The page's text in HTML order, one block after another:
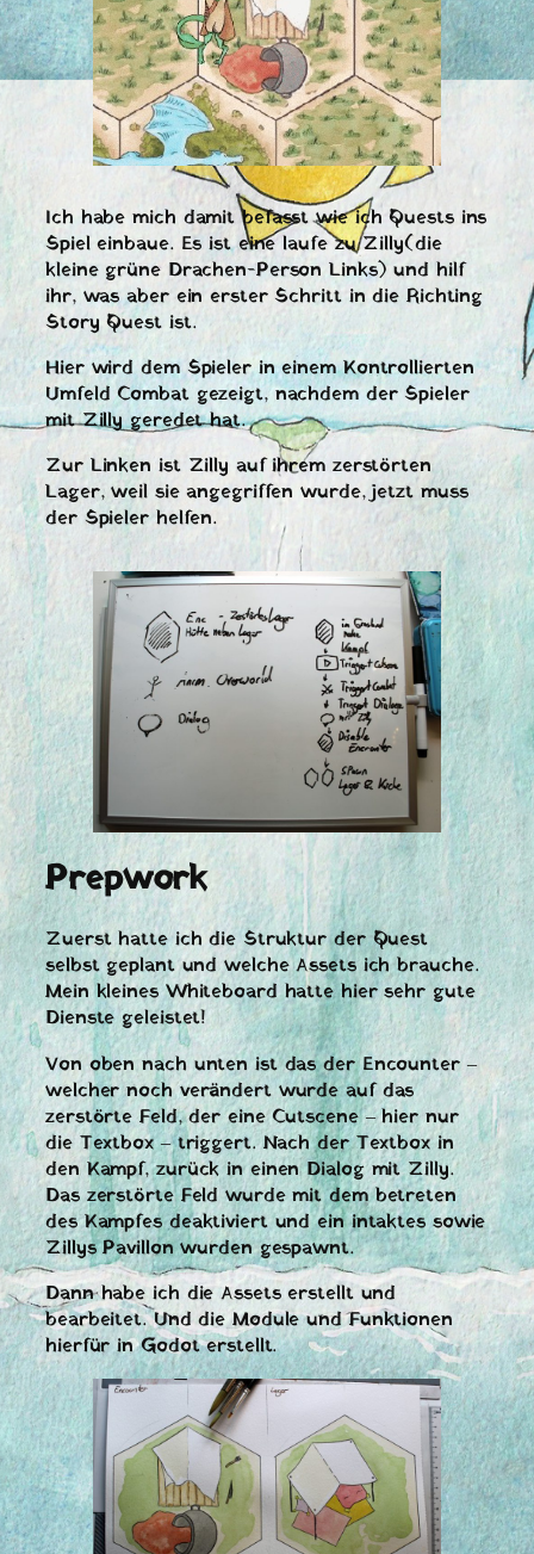
Ich habe mich damit befasst wie ich Quests ins
Spiel einbaue. Es ist eine laufe zu Zilly(die
kleine grüne Drachen-Person Links) und hilf
ihr, was aber ein erster Schritt in die Richting
Story Quest ist.
Hier wird dem Spieler in einem Kontrollierten
Umfeld Combat gezeigt, nachdem der Spieler
mit Zilly geredet hat.
Zur Linken ist Zilly auf ihrem zerstörten
Lager, weil sie angegriffen wurde, jetzt muss
der Spieler helfen.
Prepwork
Zuerst hatte ich die Struktur der Quest
selbst geplant und welche Assets ich brauche.
Mein kleines Whiteboard hatte hier sehr gute
Dienste geleistet!
Von oben nach unten ist das der Encounter –
welcher noch verändert wurde auf das
zerstörte Feld, der eine Cutscene – hier nur
die Textbox – triggert. Nach der Textbox in
den Kampf, zurück in einen Dialog mit Zilly.
Das zerstörte Feld wurde mit dem betreten
des Kampfes deaktiviert und ein intaktes sowie
Zillys Pavillon wurden gespawnt.
Dann habe ich die Assets erstellt und
bearbeitet. Und die Module und Funktionen
hierfür in Godot erstellt.